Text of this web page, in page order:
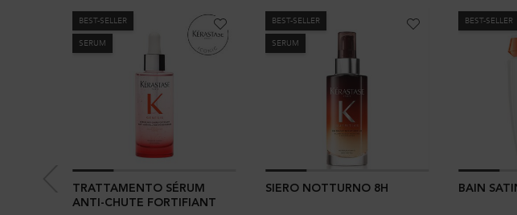
BEST-SELLER
SERUM
TRATTAMENTO SÉRUM
ANTI-CHUTE FORTIFIANT
BEST-SELLER
SERUM
SIERO NOTTURNO 8H
BEST-SELLER
BAIN